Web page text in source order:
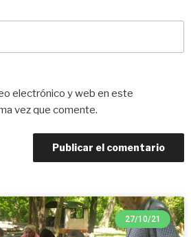
electrónico y web en este
vez que comente.
27/10/21